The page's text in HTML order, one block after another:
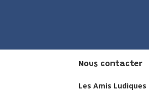
Nous contacter
Les Amis